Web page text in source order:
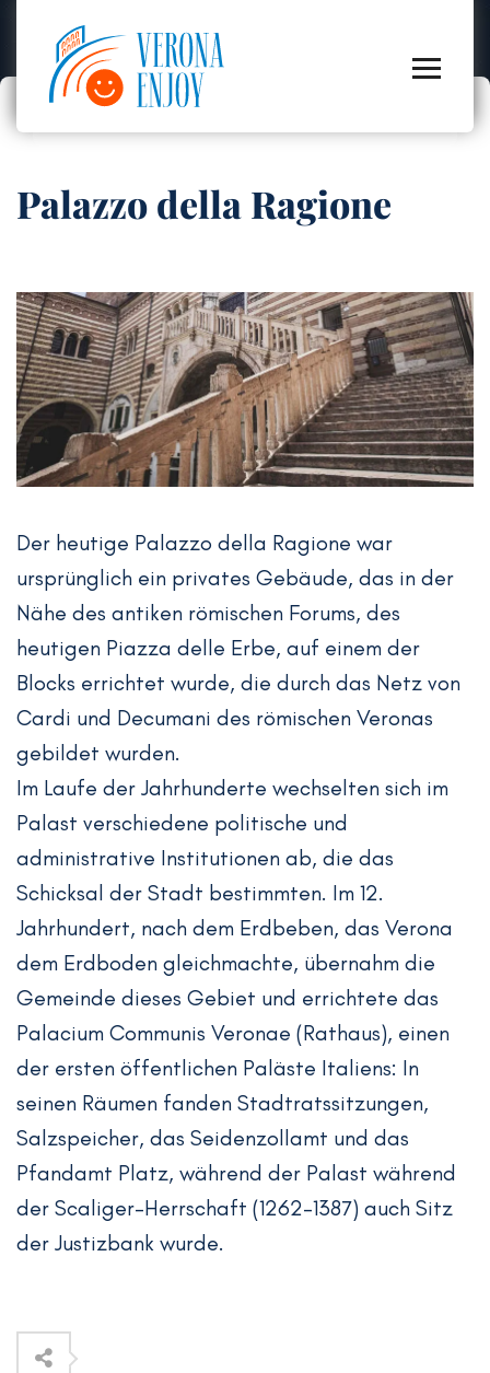
Palazzo della Ragione
Der heutige Palazzo della Ragione war
ursprünglich ein privates Gebäude, das in der
Nähe des antiken römischen Forums, des
heutigen Piazza delle Erbe, auf einem der
Blocks errichtet wurde, die durch das Netz von
Cardi und Decumani des römischen Veronas
gebildet wurden.
Im Laufe der Jahrhunderte wechselten sich im
Palast verschiedene politische und
administrative Institutionen ab, die das
Schicksal der Stadt bestimmten. Im 12.
Jahrhundert, nach dem Erdbeben, das Verona
dem Erdboden gleichmachte, übernahm die
Gemeinde dieses Gebiet und errichtete das
Palacium Communis Veronae (Rathaus), einen
der ersten öffentlichen Paläste Italiens: In
seinen Räumen fanden Stadtratssitzungen,
Salzspeicher, das Seidenzollamt und das
Pfandamt Platz, während der Palast während
der Scaliger-Herrschaft (1262-1387) auch Sitz
der Justizbank wurde.